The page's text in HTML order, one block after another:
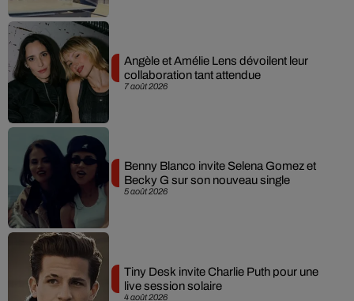
7 août 2026
Angèle et Amélie Lens dévoilent leur
collaboration tant attendue
5 août 2026
Benny Blanco invite Selena Gomez et
Becky G sur son nouveau single
4 août 2026
Tiny Desk invite Charlie Puth pour une
live session solaire